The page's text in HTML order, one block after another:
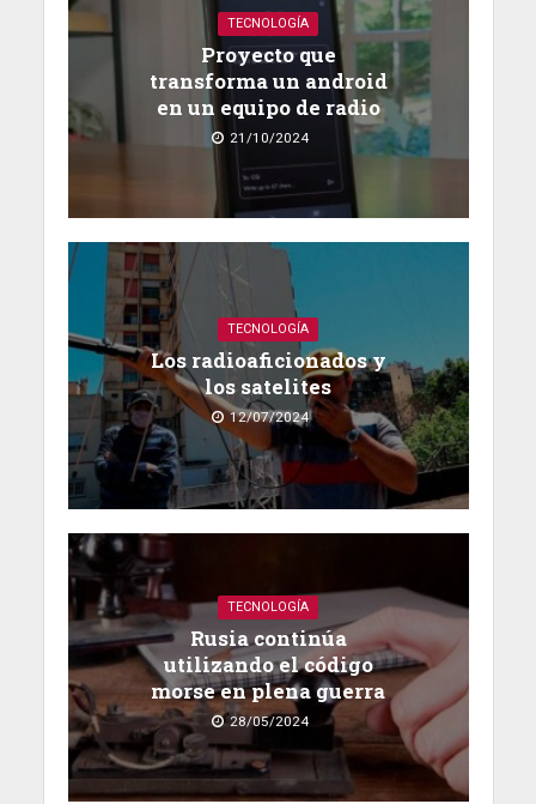
TECNOLOGÍA
Proyecto que
transforma un android
en un equipo de radio
21/10/2024
TECNOLOGÍA
Los radioaficionados y
los satelites
12/07/2024
TECNOLOGÍA
Rusia continúa
utilizando el código
morse en plena guerra
28/05/2024